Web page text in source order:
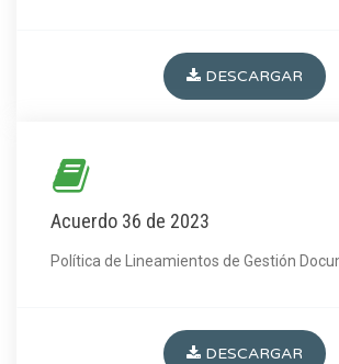
DESCARGAR
Acuerdo 36 de 2023
Política de Lineamientos de Gestión
DESCARGAR